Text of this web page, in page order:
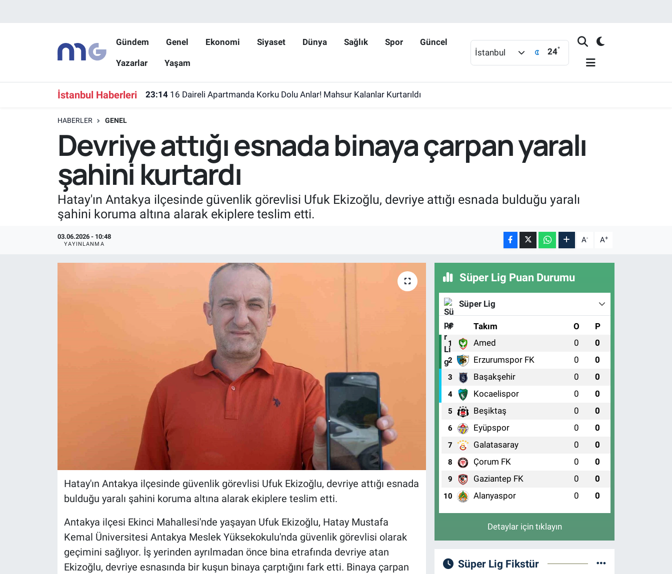
Gündem Genel Ekonomi Siyaset Dünya Sağlık Spor Güncel
Yazarlar Yaşam
İstanbul 24°
İstanbul Haberleri 23:14 16 Daireli Apartmanda Korku Dolu Anlar! Mahsur Kalanlar Kurtarıldı
HABERLER GENEL
Devriye attığı esnada binaya çarpan yaralı
şahini kurtardı
Hatay'ın Antakya ilçesinde güvenlik görevlisi Ufuk Ekizoğlu, devriye attığı esnada bulduğu yaralı
şahini koruma altına alarak ekiplere teslim etti.
03.06.2026 - 10:48
YAYINLANMA A- A+
Hatay'ın Antakya ilçesinde güvenlik görevlisi Ufuk Ekizoğlu, devriye attığı esnada
bulduğu yaralı şahini koruma altına alarak ekiplere teslim etti.
Antakya ilçesi Ekinci Mahallesi'nde yaşayan Ufuk Ekizoğlu, Hatay Mustafa
Kemal Üniversitesi Antakya Meslek Yüksekokulu'nda güvenlik görevlisi olarak
geçimini sağlıyor. İş yerinden ayrılmadan önce bina etrafında devriye atan
Ekizoğlu, devriye esnasında bir kuşun binaya çarptığını fark etti. Binaya çarpan
Süper Lig Puan Durumu
Süper Lig
# Takım O P
1 Amed 0 0
2 Erzurumspor FK 0 0
3 Başakşehir 0 0
4 Kocaelispor 0 0
5 Beşiktaş 0 0
6 Eyüpspor 0 0
7 Galatasaray 0 0
8 Çorum FK 0 0
9 Gaziantep FK 0 0
10 Alanyaspor 0 0
Detaylar için tıklayın
Süper Lig Fikstür
Hava Durumu
İstanbul Namaz Vakitleri
Süper Lig Puan Durumu ve Fikstür
Son Dakika Haberleri
Haber Arşivi